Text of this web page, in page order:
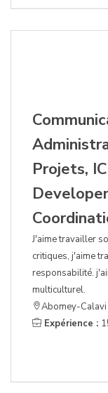
Projets,
J'aime travailler
critiques, j'aime
responsabilité.
multiculturel.
Abomey-Calavi
Expérience :